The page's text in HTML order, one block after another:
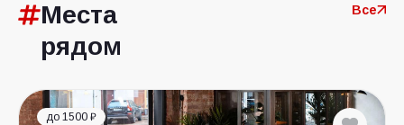
Места
рядом
Все
до 1500 ₽